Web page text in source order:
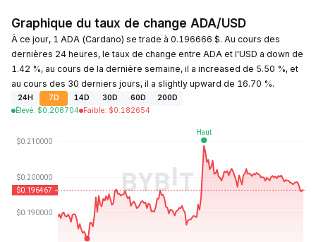
Graphique du taux de change ADA/USD
À ce jour, 1 ADA (Cardano) se trade à 0.196666 $. Au cours des
dernières 24 heures, le taux de change entre ADA et l'USD a down de
1.42 %, au cours de la dernière semaine, il a increased de 5.50 %, et
au cours des 30 derniers jours, il a slightly upward de 16.70 %.
24H 7D 14D 30D 60D
200D
Élevé: $0.208704 Faible: $0.182654